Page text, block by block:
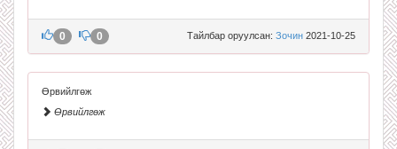
Тайлбар оруулсан: Зочин 2021-10-25
0 0
Өрвийлгөж
Өрвийлгөж